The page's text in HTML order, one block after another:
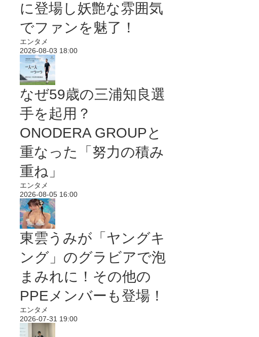
に登場し妖艶な雰囲気
でファンを魅了！
エンタメ
2026-08-03 18:00
なぜ59歳の三浦知良選
手を起用？
ONODERA GROUPと
重なった「努力の積み
重ね」
エンタメ
2026-08-05 16:00
東雲うみが「ヤングキ
ング」のグラビアで泡
まみれに！その他の
PPEメンバーも登場！
エンタメ
2026-07-31 19:00